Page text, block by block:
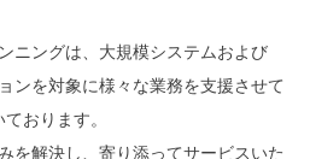
ニングは、大規模システムおよび
ンを対象に様々な業務を支援させて
ております。
を解決し、寄り添ってサービスいた